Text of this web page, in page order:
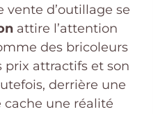
vente d’outillage se
attire l’attention
des bricoleurs
prix attractifs et son
derrière une
cache une réalité